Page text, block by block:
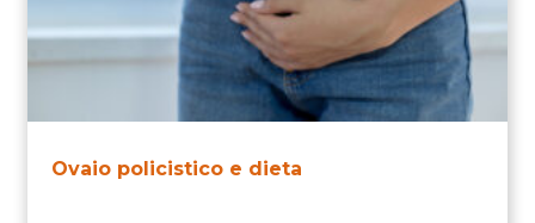
Ovaio policistico e dieta